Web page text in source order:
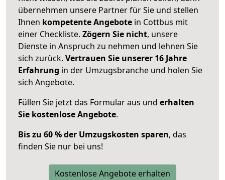
übernehmen unsere Partner für Sie und stellen
Ihnen kompetente Angebote in Cottbus mit
einer Checkliste. Zögern Sie nicht, unsere
Dienste in Anspruch zu nehmen und lehnen Sie
sich zurück. Vertrauen Sie unserer 16 Jahre
Erfahrung in der Umzugsbranche und holen Sie
sich Angebote.
Füllen Sie jetzt das Formular aus und erhalten
Sie kostenlose Angebote.
Bis zu 60 % der Umzugskosten sparen, das
finden Sie nur bei uns!
Kostenlose Angebote erhalten